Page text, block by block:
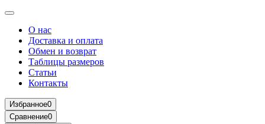
О нас
Доставка и оплата
Обмен и возврат
Таблицы размеров
Статьи
Контакты
Избранное0
Сравнение0